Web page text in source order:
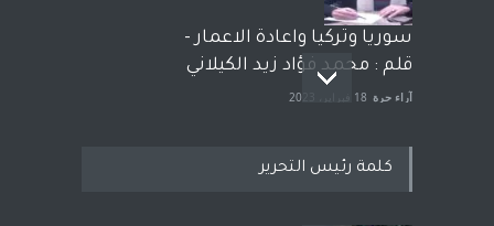
سوريا وتركيا واعادة الاعمار -
قلم : محمد فؤاد زيد الكيلاني
آراء حرة 18 فبراير، 2023
كلمة رئيس التحرير